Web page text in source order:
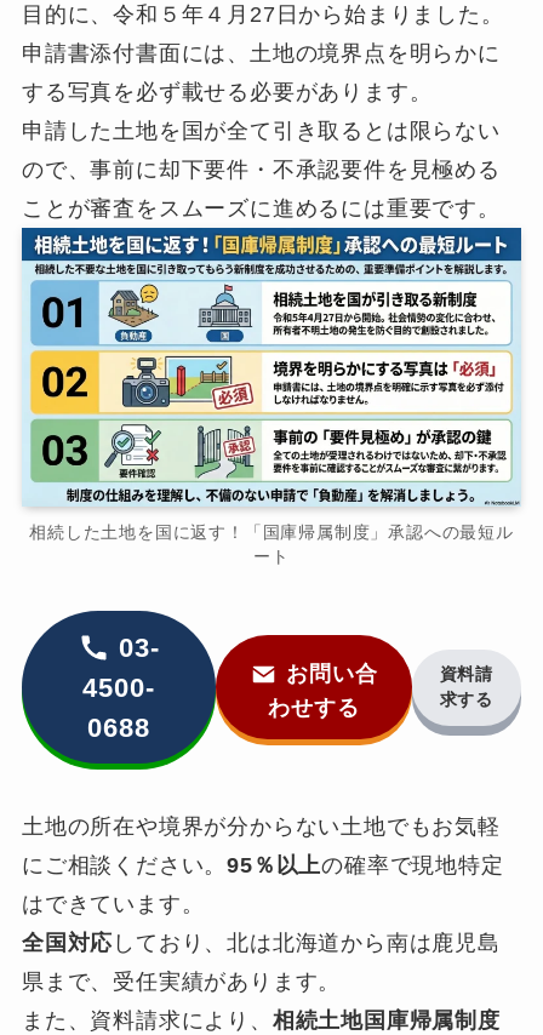
目的に、令和５年４月27日から始まりました。
申請書添付書面には、土地の境界点を明らかに
する写真を必ず載せる必要があります。
申請した土地を国が全て引き取るとは限らない
ので、事前に却下要件・不承認要件を見極める
ことが審査をスムーズに進めるには重要です。
相続した土地を国に返す！「国庫帰属制度」承認への最短ル
ート
03-
4500-
0688
お問い合
わせする
資料請
求する
土地の所在や境界が分からない土地でもお気軽
にご相談ください。95％以上の確率で現地特定
はできています。
全国対応 しており、北は北海道から南は鹿児島
県まで、受任実績があります。
また、資料請求により、 相続土地国庫帰属制度